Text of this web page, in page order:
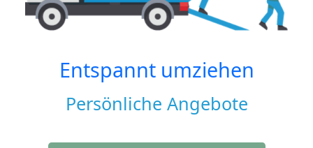
Entspannt umziehen
Persönliche Angebote